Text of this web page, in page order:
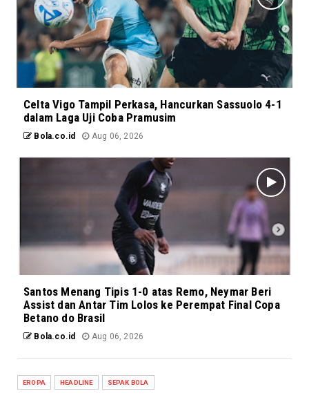
Celta Vigo Tampil Perkasa, Hancurkan Sassuolo 4-1
dalam Laga Uji Coba Pramusim
Bola.co.id Aug 06, 2026
Santos Menang Tipis 1-0 atas Remo, Neymar Beri
Assist dan Antar Tim Lolos ke Perempat Final Copa
Betano do Brasil
Bola.co.id Aug 06, 2026
EROPA HEADLINE SEPAK BOLA